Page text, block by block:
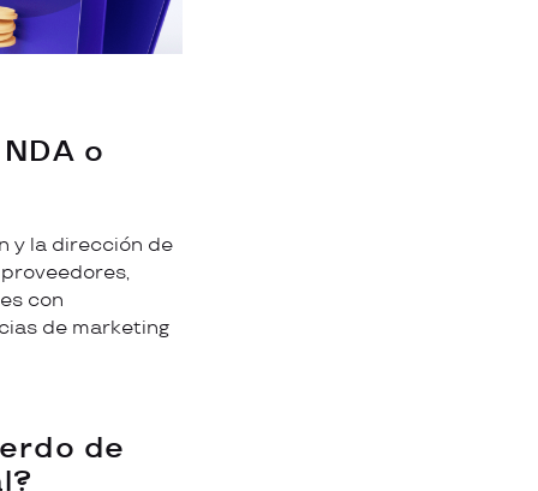
o
y la dirección de
con
de marketing
de